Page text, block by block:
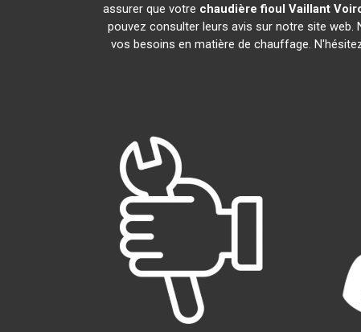
assurer que votre chaudière fioul Vaillant
pouvez consulter leurs avis sur notre site
vos besoins en matière de chauffage.